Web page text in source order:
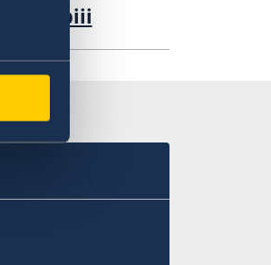
copiii